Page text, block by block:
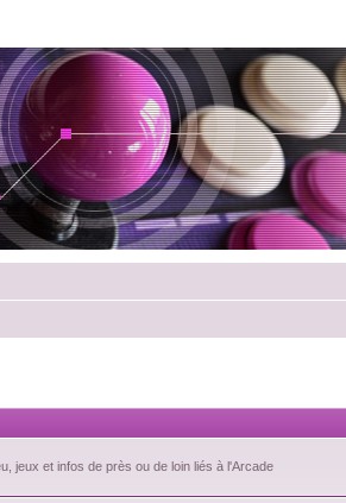
jeux et infos de près ou de loin liés à l'Arcade